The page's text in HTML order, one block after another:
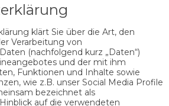
klärt Sie über die Art, den
Verarbeitung von
(nachfolgend kurz „Daten“)
und der mit ihm
Funktionen und Inhalte sowie
wie z.B. unser Social Media Profile
bezeichnet als
auf die verwendeten